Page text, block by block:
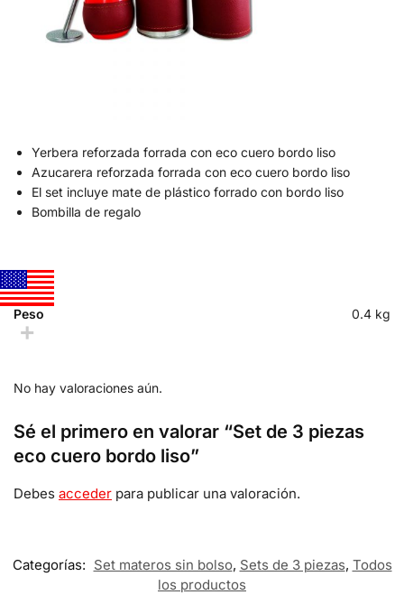
Yerbera reforzada forrada con eco cuero bordo liso
Azucarera reforzada forrada con eco cuero bordo liso
El set incluye mate de plástico forrado con bordo liso
Bombilla de regalo
Peso 0.4 kg
No hay valoraciones aún.
Sé el primero en valorar “Set de 3 piezas
eco cuero bordo liso”
Debes acceder para publicar una valoración.
Categorías: Set materos sin bolso, Sets de 3 piezas, Todos
los productos